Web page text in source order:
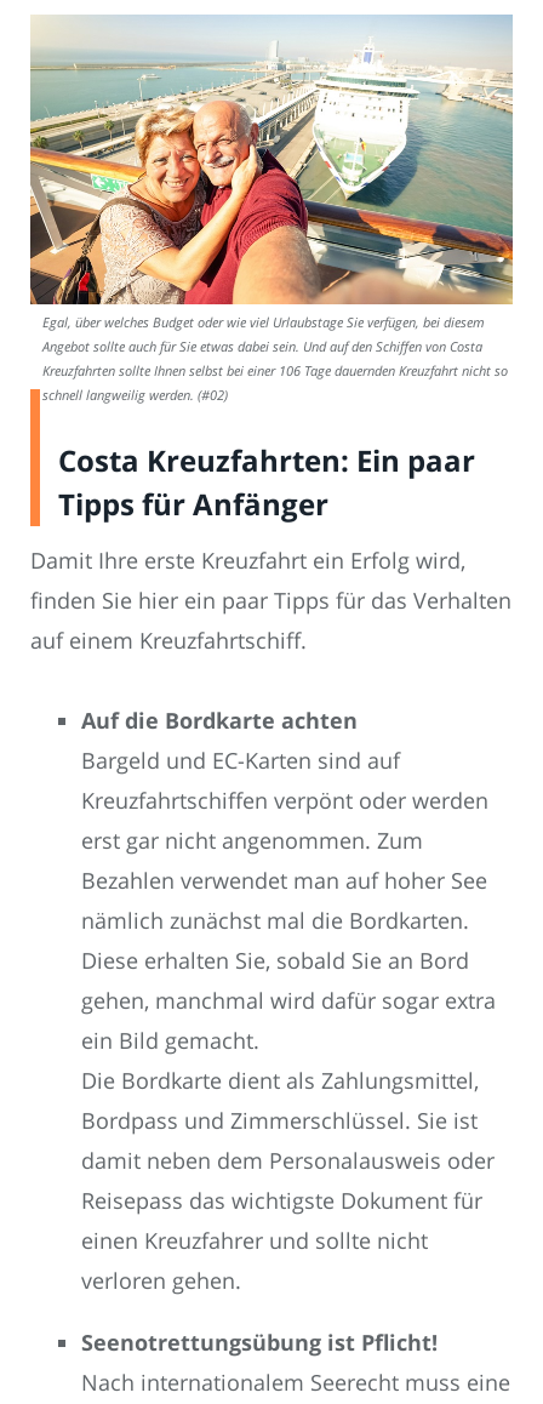
Egal, über welches Budget oder wie viel Urlaubstage Sie verfügen, bei diesem
Angebot sollte auch für Sie etwas dabei sein. Und auf den Schiffen von Costa
Kreuzfahrten sollte Ihnen selbst bei einer 106 Tage dauernden Kreuzfahrt nicht so
schnell langweilig werden. (#02)
Costa Kreuzfahrten: Ein paar
Tipps für Anfänger
Damit Ihre erste Kreuzfahrt ein Erfolg wird,
finden Sie hier ein paar Tipps für das Verhalten
auf einem Kreuzfahrtschiff.
Auf die Bordkarte achten
Bargeld und EC-Karten sind auf
Kreuzfahrtschiffen verpönt oder werden
erst gar nicht angenommen. Zum
Bezahlen verwendet man auf hoher See
nämlich zunächst mal die Bordkarten.
Diese erhalten Sie, sobald Sie an Bord
gehen, manchmal wird dafür sogar extra
ein Bild gemacht.
Die Bordkarte dient als Zahlungsmittel,
Bordpass und Zimmerschlüssel. Sie ist
damit neben dem Personalausweis oder
Reisepass das wichtigste Dokument für
einen Kreuzfahrer und sollte nicht
verloren gehen.
Seenotrettungsübung ist Pflicht!
Nach internationalem Seerecht muss eine